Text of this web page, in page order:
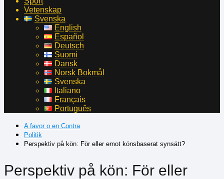
Vetenskap
Svenska
English
Español
Deutsch
Suomi
Dansk
Norsk Bokmål
Svenska
Italiano
Français
Português
A favor o en Contra
Politik
Perspektiv på kön: För eller emot könsbaserat synsätt?
Perspektiv på kön: För eller